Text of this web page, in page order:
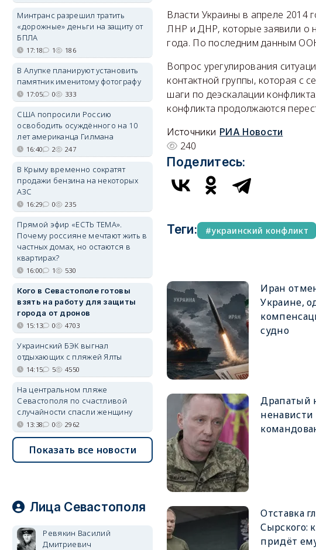
Власти Украины в апреле 2014
ЛНР и ДНР, которые заявили о
года. По последним данным
Вопрос урегулирования
контактной группы, которая с
шаги по деэскалации
конфликта продолжаются
Источники РИА Новости
240
Поделитесь:
Теги: украинский конфликт
Иран
Украине,
судно
Драпатый
ненависти
Отставка
Сырского:
придёт
Минтранс разрешил тратить
«дорожные» деньги на защиту от
БПЛА
17:18 1 186
В Алупке планируют установить
памятник именитому фотографу
17:05 0 333
США попросили Россию
освободить осуждённого на 10
лет американца Гилмана
16:40 2 247
В Крыму временно сократят
продажи бензина на некоторых
АЗС
16:29 0 235
Прямой эфир «ЕСТЬ ТЕМА».
Почему россияне мечтают жить в
частных домах, но остаются в
квартирах?
16:00 1 530
Кого в Севастополе готовы
взять на работу для защиты
города от дронов
15:13 0 4703
Украинский БЭК выгнал
отдыхающих с пляжей Ялты
14:15 5 4550
На центральном пляже
Севастополя по счастливой
случайности спасли женщину
13:38 0 2962
Показать все новости
Лица Севастополя
Ревякин Василий
Дмитриевич